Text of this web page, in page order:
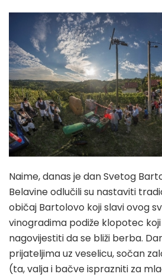
Naime, danas je dan Svetog
Belavine odlučili su nastaviti
običaj Bartolovo koji slavi ovog
vinogradima podiže klopotec
nagovijestiti da se bliži berba.
prijateljima uz veselicu, sočan
(ta, valja i bačve isprazniti za